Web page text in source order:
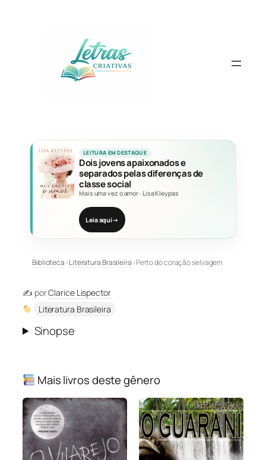
LEITURA EM DESTAQUE
Dois jovens apaixonados e
separados pelas diferenças de
classe social
Mais uma vez o amor· Lisa Kleypas
Leia aqui→
Biblioteca›Literatura Brasileira›Perto do coração selvagem
✍️ porClarice Lispector
Literatura Brasileira
Sinopse
Mais livros deste gênero